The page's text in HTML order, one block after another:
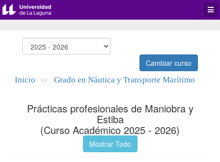
Cambiar curso
Inicio >> Grado en Náutica y Transporte Marítimo
Prácticas profesionales de Maniobra y
Estiba
(Curso Académico 2025 - 2026)
Mostrar Todo